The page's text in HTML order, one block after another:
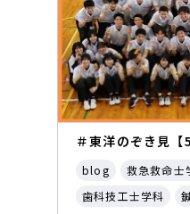
＃東洋のぞき見【5
blog 救急救命士
歯科技工士学科